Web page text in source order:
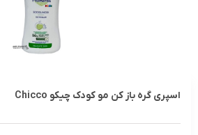
اسپری گره باز کن مو کودک چیکو Chicco